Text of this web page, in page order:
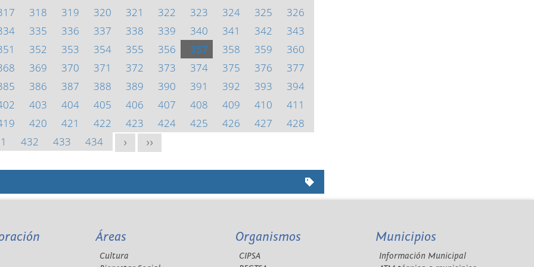
318 319 320 321 322 323 324 325
326
335 336 337 338 339 340 341 342
343
352 353 354 355 356 357 358 359
360
369 370 371 372 373 374 375 376
377
386 387 388 389 390 391 392 393
394
403 404 405 406 407 408 409 410
411
420 421 422 423 424 425 426 427
428
432 433 434 > >>
Áreas
Cultura
Organismos
CIPSA
Municipios
Información Municipal